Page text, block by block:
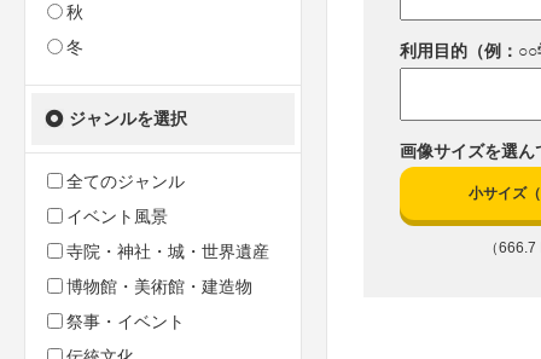
秋
冬
ジャンルを選択
全てのジャンル
イベント風景
寺院・神社・城・世界遺産
博物館・美術館・建造物
祭事・イベント
利用目的（例：
画像サイズを選ん
小サイズ
（